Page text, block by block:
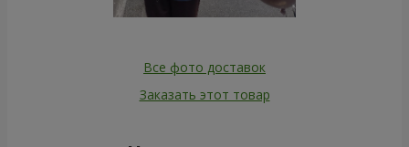
Все фото доставок
Заказать этот товар